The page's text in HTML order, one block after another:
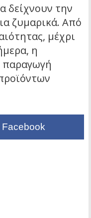
δείχνουν την
ζυμαρικά. Από
μέχρι
η
παραγωγή
Facebook